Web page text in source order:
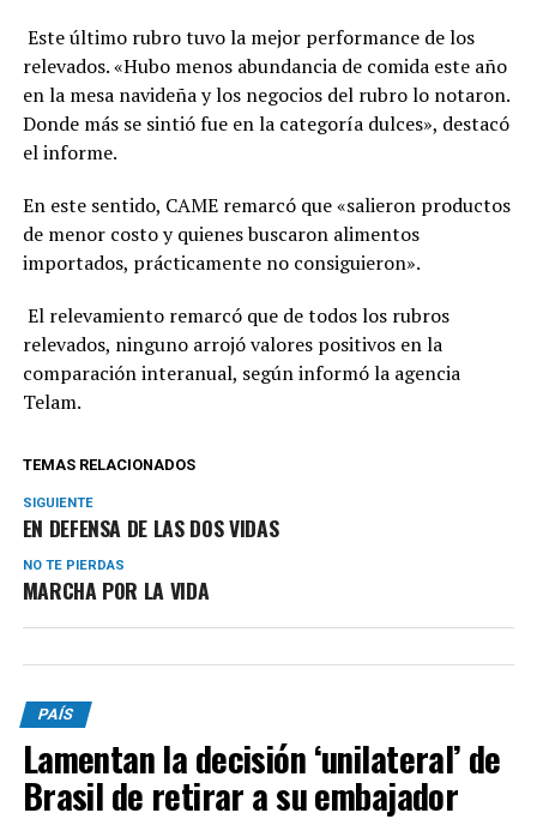
Este último rubro tuvo la mejor performance de los
relevados. «Hubo menos abundancia de comida este año
en la mesa navideña y los negocios del rubro lo notaron.
Donde más se sintió fue en la categoría dulces», destacó
el informe.
En este sentido, CAME remarcó que «salieron productos
de menor costo y quienes buscaron alimentos
importados, prácticamente no consiguieron».
El relevamiento remarcó que de todos los rubros
relevados, ninguno arrojó valores positivos en la
comparación interanual, según informó la agencia
Telam.
TEMAS RELACIONADOS
SIGUIENTE
EN DEFENSA DE LAS DOS VIDAS
NO TE PIERDAS
MARCHA POR LA VIDA
PAÍS
Lamentan la decisión ‘unilateral’ de
Brasil de retirar a su embajador